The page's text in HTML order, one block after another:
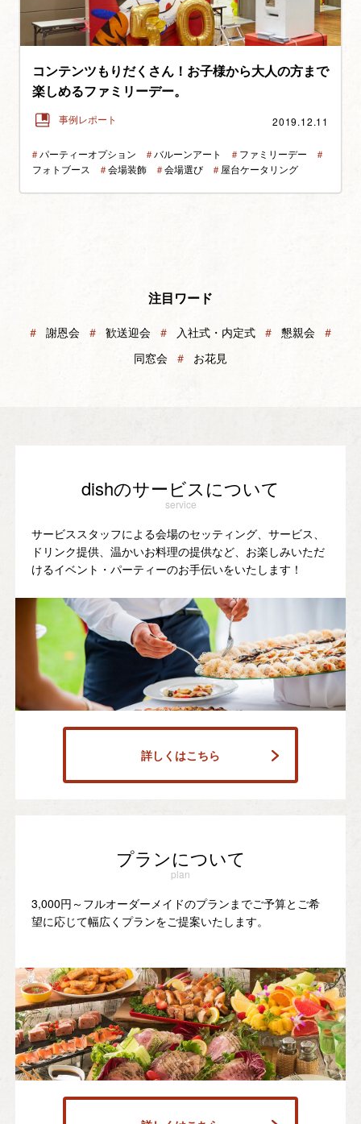
コンテンツもりだくさん！お子様から大人の方まで
楽しめるファミリーデー。
事例レポート 2019.12.11
＃パーティーオプション ＃バルーンアート ＃ファミリーデー
＃
フォトブース
＃会場装飾 ＃会場選び ＃屋台ケータリング
注目ワード
＃ 謝恩会 ＃ 歓送迎会 ＃ 入社式・内定式 ＃ 懇親会 ＃
同窓会 ＃ お花見
dishのサービスについて
service
サービススタッフによる会場のセッティング、サービス、
ドリンク提供、温かいお料理の提供など、お楽しみいただ
けるイベント・パーティーのお手伝いをいたします！
詳しくはこちら
プランについて
plan
3,000円～フルオーダーメイドのプランまでご予算とご希
望に応じて幅広くプランをご提案いたします。